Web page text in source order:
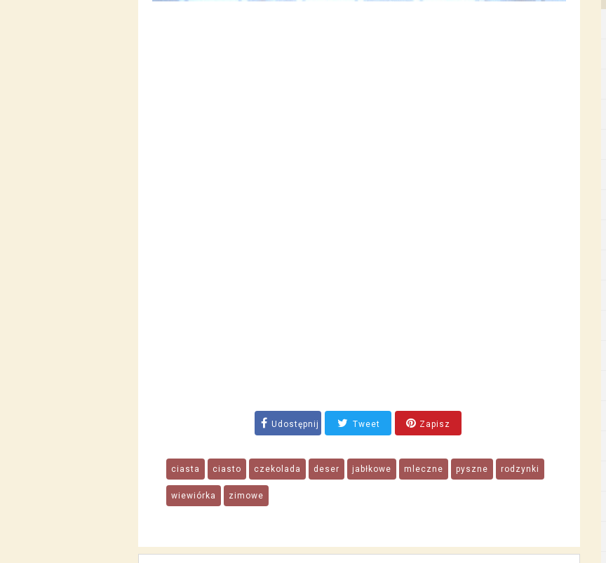
Udostępnij Tweet Zapisz
ciasta ciasto czekolada deser jabłkowe mleczne pyszne rodzynki
wiewiórka zimowe